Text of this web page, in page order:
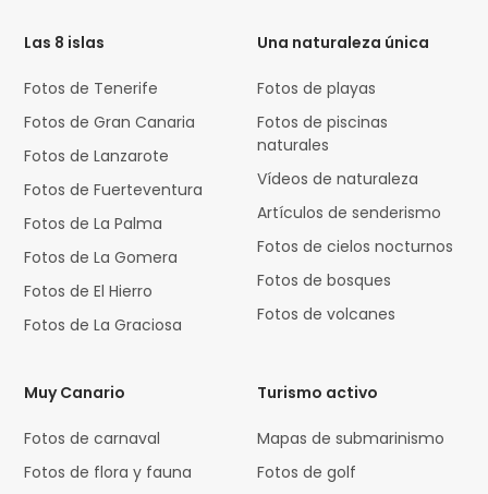
Las 8 islas
Fotos de Tenerife
Fotos de Gran Canaria
Fotos de Lanzarote
Fotos de Fuerteventura
Fotos de La Palma
Fotos de La Gomera
Fotos de El Hierro
Fotos de La Graciosa
Una naturaleza única
Fotos de playas
Fotos de piscinas
naturales
Vídeos de naturaleza
Artículos de senderismo
Fotos de cielos nocturnos
Fotos de bosques
Fotos de volcanes
Muy Canario
Fotos de carnaval
Fotos de flora y fauna
Turismo activo
Mapas de submarinismo
Fotos de golf